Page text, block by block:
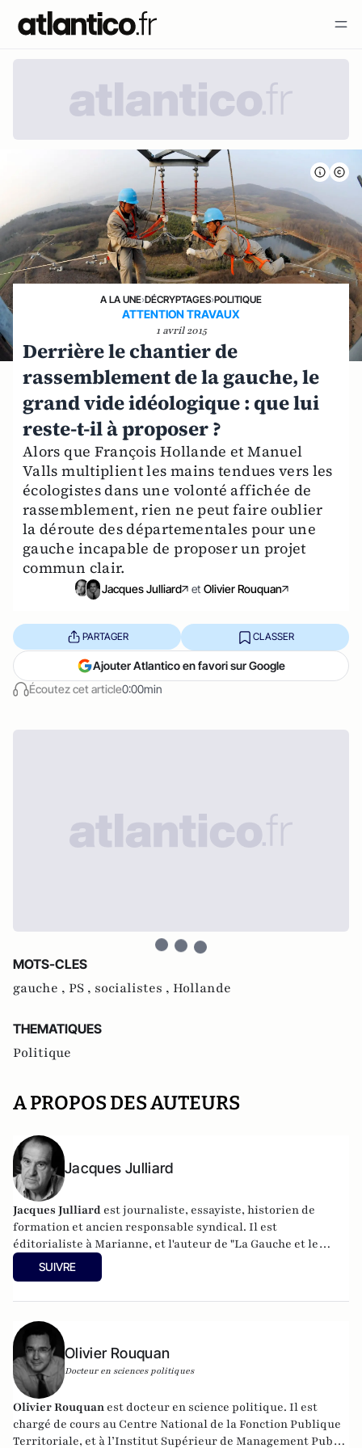
A LA UNE›DÉCRYPTAGES›POLITIQUE
ATTENTION TRAVAUX
1 avril 2015
Derrière le chantier de
rassemblement de la gauche, le
grand vide idéologique : que lui
reste-t-il à proposer ?
Alors que François Hollande et Manuel
Valls multiplient les mains tendues vers les
écologistes dans une volonté affichée de
rassemblement, rien ne peut faire oublier
la déroute des départementales pour une
gauche incapable de proposer un projet
commun clair.
Jacques Julliard et Olivier Rouquan
Écoutez cet article0:00min
PARTAGER CLASSER
Ajouter Atlantico en favori sur Google
MOTS-CLES
gauche , PS , socialistes , Hollande
THEMATIQUES
Politique
A PROPOS DES AUTEURS
Jacques Julliard
Jacques Julliard est journaliste, essayiste, historien de
formation et ancien responsable syndical. Il est
éditorialiste à Marianne, et l'auteur de "La Gauche et le
peuple" aux éditions Flammarion
SUIVRE
Olivier Rouquan
Docteur en sciences politiques
Olivier Rouquan est docteur en science politique. Il est
chargé de cours au Centre National de la Fonction Publique
Territoriale, et à l’Institut Supérieur de Management Public